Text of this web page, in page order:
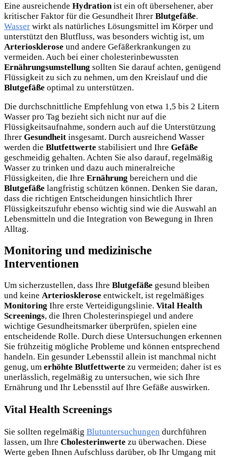
Eine ausreichende Hydrationist ein oft übersehener, aber
kritischer Faktor für die Gesundheit Ihrer Blutgefäße.
Wasser wirkt als natürliches Lösungsmittel im Körper und
unterstützt den Blutfluss, was besonders wichtig ist, um
Arteriosklerose und andere Gefäßerkrankungen zu
vermeiden. Auch bei einer cholesterinbewussten
Ernährungsumstellung sollten Sie darauf achten, genügend
Flüssigkeit zu sich zu nehmen, um den Kreislauf und die
Blutgefäße optimal zu unterstützen.
Die durchschnittliche Empfehlung von etwa 1,5 bis 2 Litern
Wasser pro Tag bezieht sich nicht nur auf die
Flüssigkeitsaufnahme, sondern auch auf die Unterstützung
Ihrer Gesundheit insgesamt. Durch ausreichend Wasser
werden die Blutfettwerte stabilisiert und Ihre Gefäße
geschmeidig gehalten. Achten Sie also darauf, regelmäßig
Wasser zu trinken und dazu auch mineralreiche
Flüssigkeiten, die Ihre Ernährung bereichern und die
Blutgefäße langfristig schützen können. Denken Sie daran,
dass die richtigen Entscheidungen hinsichtlich Ihrer
Flüssigkeitszufuhr ebenso wichtig sind wie die Auswahl an
Lebensmitteln und die Integration von Bewegung in Ihren
Alltag.
Monitoring und medizinische
Interventionen
Um sicherzustellen, dass Ihre Blutgefäße gesund bleiben
und keine Arteriosklerose entwickelt, ist regelmäßiges
Monitoring Ihre erste Verteidigungslinie. Vital Health
Screenings, die Ihren Cholesterinspiegel und andere
wichtige Gesundheitsmarker überprüfen, spielen eine
entscheidende Rolle. Durch diese Untersuchungen erkennen
Sie frühzeitig mögliche Probleme und können entsprechend
handeln. Ein gesunder Lebensstil allein ist manchmal nicht
genug, um erhöhte Blutfettwerte zu vermeiden; daher ist es
unerlässlich, regelmäßig zu untersuchen, wie sich Ihre
Ernährung und Ihr Lebensstil auf Ihre Gefäße auswirken.
Vital Health Screenings
Sie sollten regelmäßig Blutuntersuchungen durchführen
lassen, um Ihre Cholesterinwerte zu überwachen. Diese
Werte geben Ihnen Aufschluss darüber, ob Ihr Umgang mit